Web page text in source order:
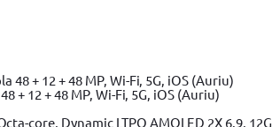
+ 12 + 48 MP, Wi-Fi, 5G, iOS (Auriu)